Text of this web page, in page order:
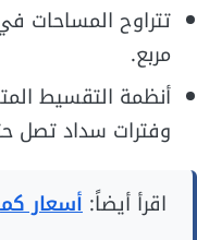
مربع.
وفترات سداد تصل حتى 8
اقرأ أيضاً: أسعار